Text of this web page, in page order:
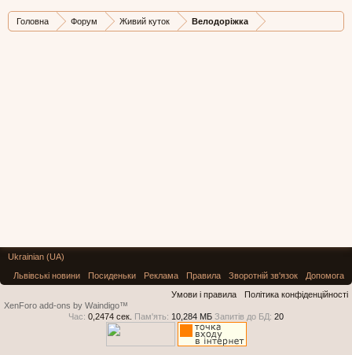
Головна Форум Живий куток Велодоріжка
Ukrainian (UA)
Львівські новини
Посиденьки Реклама Правила Зворотній зв'язок
Допомога
Умови і правила
Політика конфіденційності
XenForo add-ons by Waindigo™
Час: 0,2474 сек. Пам'ять: 10,284 МБ Запитів до БД: 20